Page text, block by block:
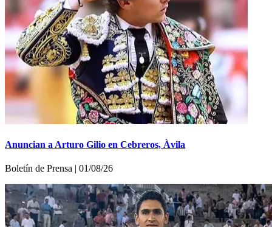
Anuncian a Arturo Gilio en Cebreros, Àvila
Boletí­n de Prensa | 01/08/26